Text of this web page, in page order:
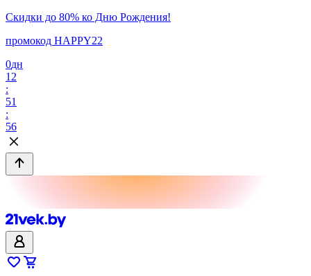
Скидки до 80% ко Дню Рождения!
промокод HAPPY22
0дн
12
:
51
:
56